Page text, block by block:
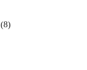
(8)